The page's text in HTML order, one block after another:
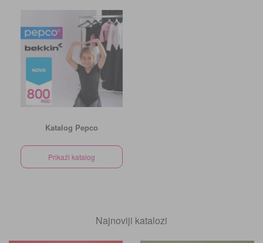
Katalog Pepco
Prikaži katalog
Najnoviji katalozi